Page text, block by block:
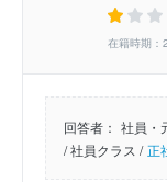
在籍時期
回答者： 社員・
/社員クラス / 正